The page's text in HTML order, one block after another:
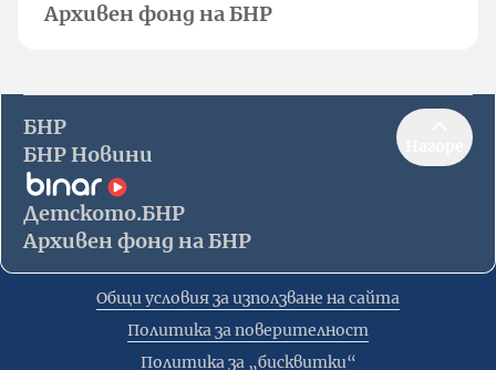
Архивен фонд на БНР
БНР
БНР Новини
Детското.БНР
Архивен фонд на БНР
Общи условия за използване на сайта
Политика за поверителност
Политика за „бисквитки“